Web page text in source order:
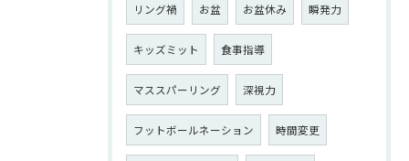
リング禍 お盆 お盆休み 瞬発力
キッズミット 食事指導
マススパーリング 深視力
フットボールネーション 時間変更